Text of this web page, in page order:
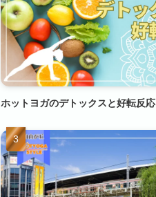
ホットヨガのデトックスと好転反応